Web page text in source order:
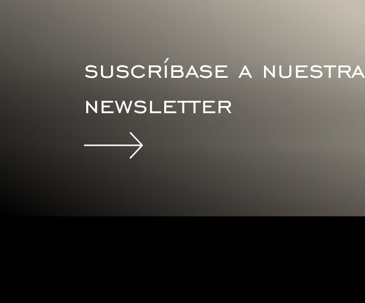
suscríbase a nuestra
newsletter